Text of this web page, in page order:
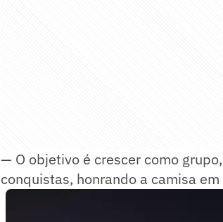
— O objetivo é crescer como
conquistas, honrando a camisa